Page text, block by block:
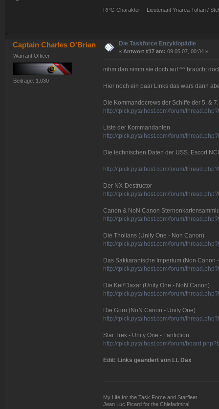
RPG Charakter: - Lieutenant Ynarea Tohan /
Captain Charles O'Brian
Warrant Officer
Beiträge: 1.030
Die Taskforce Enzyklopädie
« Antwort #17 am: 09.05.07, 00:34 »
mhm dan nimm sie doch auf ^^ braucht
Hier noch ein paar Links das wars dann
Die Kommandocrews der Schiffe der 5. &
http://tpick.pytalhost.com/forum/
Liste der Kommandanten
http://tpick.pytalhost.com/forum/
Die technischen Daten der USS. Escort
http://tpick.pytalhost.com/forum/
Der NX-Destructor
http://tpick.pytalhost.com/forum/
Canon & NoN Canon
http://tpick.pytalhost.com/forum/
Die Tholians (Unity One - Non Canon)
http://tpick.pytalhost.com/forum/
Das Sakkaranische Imperium (Non Canon
http://tpick.pytalhost.com/forum/
Die Kel\'Daxar (Unity One - NoN Canon)
http://tpick.pytalhost.com/forum/
Die Gorn (NoN Canon - Unity One)
http://tpick.pytalhost.com/forum/
Star Trek - Unity One - Fanfiction
http://tpick.pytalhost.com/forum/
Edit: Links geändert von Lt. Dax
My Life for the Task Force and Starfleet
Jean Luc Picard for the Chiefadmiral